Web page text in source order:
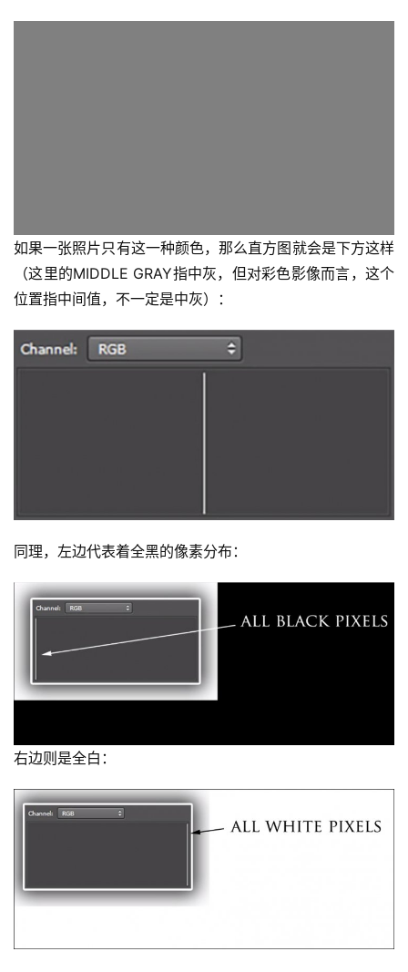
如果一张照片只有这一种颜色，那么直方图就会是下方这样
（这里的MIDDLE GRAY指中灰，但对彩色影像而言，这个
位置指中间值，不一定是中灰）：
同理，左边代表着全黑的像素分布：
右边则是全白：